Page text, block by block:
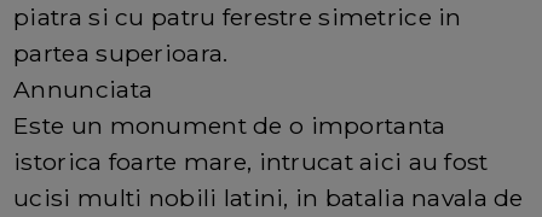
piatra si cu patru ferestre simetrice in
partea superioara.
Annunciata
Este un monument de o importanta
istorica foarte mare, intrucat aici au fost
ucisi multi nobili latini, in batalia navala de